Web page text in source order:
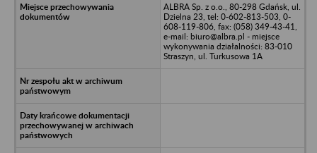
ALBRA Sp. z o.o., 80-298 Gdańsk, ul.
Dzielna 23, tel: 0-602-813-503, 0-
608-119-806, fax: (058) 349-43-41,
e-mail: biuro@albra.pl - miejsce
wykonywania działalności: 83-010
Straszyn, ul. Turkusowa 1A